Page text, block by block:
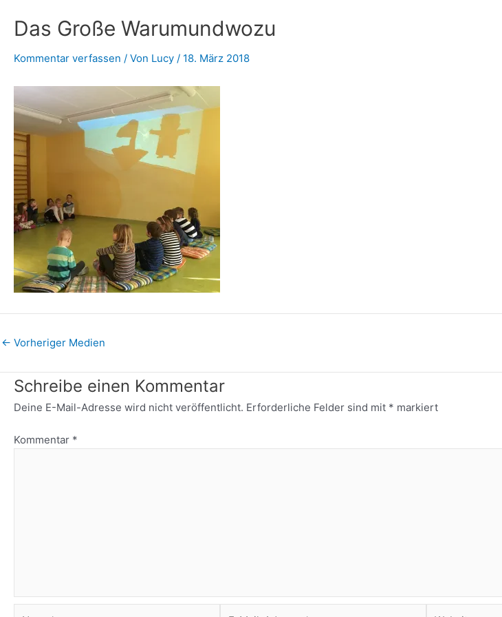
Das Große Warumundwozu
Kommentar verfassen / Von Lucy / 18. März 2018
← Vorheriger Medien
Schreibe einen Kommentar
Deine E-Mail-Adresse wird nicht veröffentlicht. Erforderliche Felder sind mit * markiert
Kommentar *